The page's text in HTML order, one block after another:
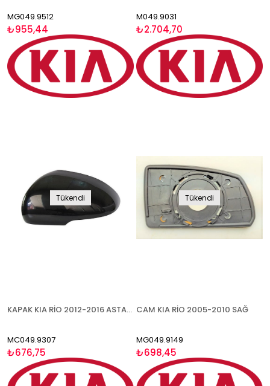
MG049.9512
₺955,44
M049.9031
₺2.704,70
Tükendi
KAPAK KIA RİO 2012-2016 ASTARLI SİNYALLİ TİP SAĞ
MC049.9307
₺676,75
Tükendi
CAM KIA RİO 2005-2010 SAĞ
MG049.9149
₺698,45